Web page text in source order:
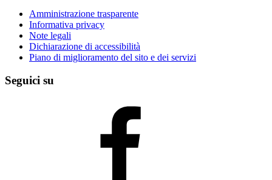
Amministrazione trasparente
Informativa privacy
Note legali
Dichiarazione di accessibilità
Piano di miglioramento del sito e dei servizi
Seguici su